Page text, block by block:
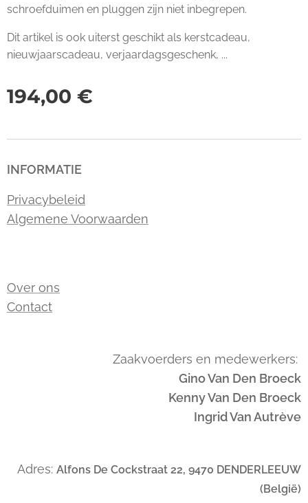
schroefduimen en pluggen zijn niet inbegrepen.
Dit artikel is ook uiterst geschikt als kerstcadeau,
nieuwjaarscadeau, verjaardagsgeschenk, ...
194,00 €
INFORMATIE
Privacybeleid
Algemene Voorwaarden
Over ons
Contact
Zaakvoerders en medewerkers:
Gino Van Den Broeck
Kenny Van Den Broeck
Ingrid Van Autrève
Adres: Alfons De Cockstraat 22, 9470 DENDERLEEUW
(België)